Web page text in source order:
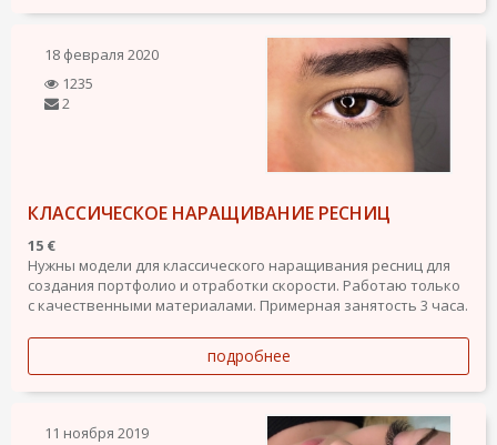
18 февраля 2020
1235
2
КЛАССИЧЕСКОЕ НАРАЩИВАНИЕ РЕСНИЦ
15 €
Нужны модели для классического наращивания ресниц для
создания портфолио и отработки скорости. Работаю только
с качественными материалами. Примерная занятость 3 часа.
подробнее
11 ноября 2019